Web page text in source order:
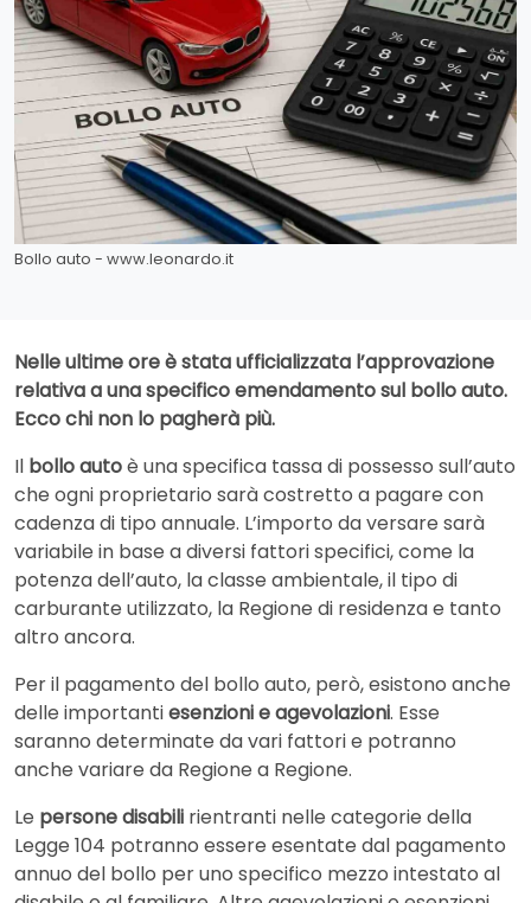
Bollo auto - www.leonardo.it
Nelle ultime ore è stata ufficializzata l’approvazione
relativa a una specifico emendamento sul bollo auto.
Ecco chi non lo pagherà più.
Il bollo autoè una specifica tassa di possesso sull’auto
che ogni proprietario sarà costretto a pagare con
cadenza di tipo annuale. L’importo da versare sarà
variabile in base a diversi fattori specifici, come la
potenza dell’auto, la classe ambientale, il tipo di
carburante utilizzato, la Regione di residenza e tanto
altro ancora.
Per il pagamento del bollo auto, però, esistono anche
delle importantiesenzioni e agevolazioni. Esse
saranno determinate da vari fattori e potranno
anche variare da Regione a Regione.
Le persone disabili rientranti nelle categorie della
Legge 104 potranno essere esentate dal pagamento
annuo del bollo per uno specifico mezzo intestato al